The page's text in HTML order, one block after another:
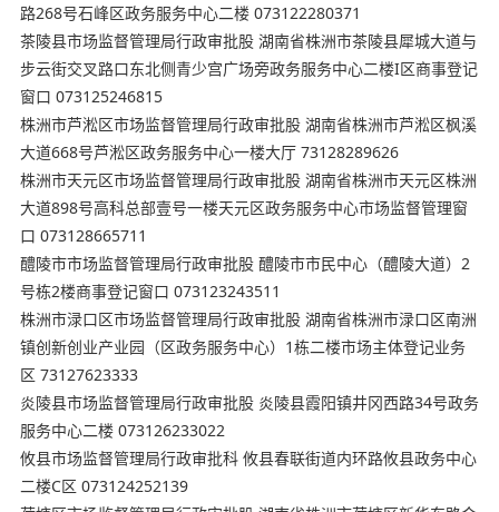
路268号石峰区政务服务中心二楼 073122280371
茶陵县市场监督管理局行政审批股 湖南省株洲市茶陵县犀城大道与
步云街交叉路口东北侧青少宫广场旁政务服务中心二楼I区商事登记
窗口 073125246815
株洲市芦淞区市场监督管理局行政审批股 湖南省株洲市芦淞区枫溪
大道668号芦淞区政务服务中心一楼大厅 73128289626
株洲市天元区市场监督管理局行政审批股 湖南省株洲市天元区株洲
大道898号高科总部壹号一楼天元区政务服务中心市场监督管理窗
口 073128665711
醴陵市市场监督管理局行政审批股 醴陵市市民中⼼（醴陵大道）2
号栋2楼商事登记窗口 073123243511
株洲市渌口区市场监督管理局行政审批股 湖南省株洲市渌口区南洲
镇创新创业产业园（区政务服务中心）1栋二楼市场主体登记业务
区 73127623333
炎陵县市场监督管理局行政审批股 炎陵县霞阳镇井冈西路34号政务
服务中心二楼 073126233022
攸县市场监督管理局行政审批科 攸县春联街道内环路攸县政务中心
二楼C区 073124252139